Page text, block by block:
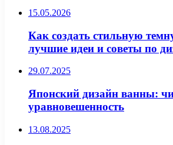
15.05.2026
Как создать стильную
лучшие идеи и советы по
29.07.2025
Японский дизайн ванны:
уравновешенность
13.08.2025